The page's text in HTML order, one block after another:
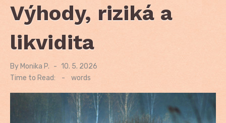
Výhody, riziká a
likvidita
By Monika P.
Posted
10. 5. 2026
Time to Read:
- words